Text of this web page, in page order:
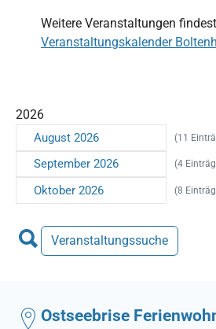
Weitere Veranstaltungen
Veranstaltungskalender
2026
August 2026 (11
September 2026 (4
Oktober 2026 (8
Veranstaltungssuche
Ostseebrise